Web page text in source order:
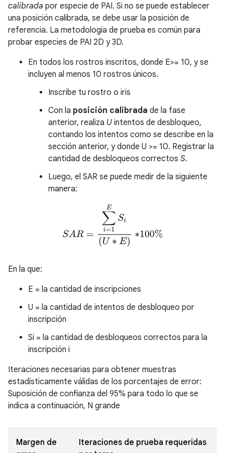
calibrada por especie de PAI. Si no se puede establecer
una posición calibrada, se debe usar la posición de
referencia. La metodología de prueba es común para
probar especies de PAI 2D y 3D.
En todos los rostros inscritos, donde E>= 10, y se
incluyen al menos 10 rostros únicos.
Inscribe tu rostro o iris
Con la posición calibrada de la fase
anterior, realiza U intentos de desbloqueo,
contando los intentos como se describe en la
sección anterior, y donde U >= 10. Registrar la
cantidad de desbloqueos correctos S.
Luego, el SAR se puede medir de la siguiente
manera:
Si(
En la que:
E = la cantidad de inscripciones
U = la cantidad de intentos de desbloqueo por
inscripción
Si = la cantidad de desbloqueos correctos para la
inscripción i
Iteraciones necesarias para obtener muestras
estadísticamente válidas de los porcentajes de error:
Suposición de confianza del 95% para todo lo que se
indica a continuación, N grande
Margen de
Iteraciones de prueba requeridas